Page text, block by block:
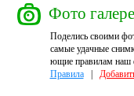
Фото
Поделись своими
самые удачные
ющие правилам наш
Правила|